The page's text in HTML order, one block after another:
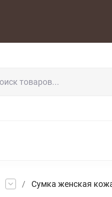
/
Сумка женская